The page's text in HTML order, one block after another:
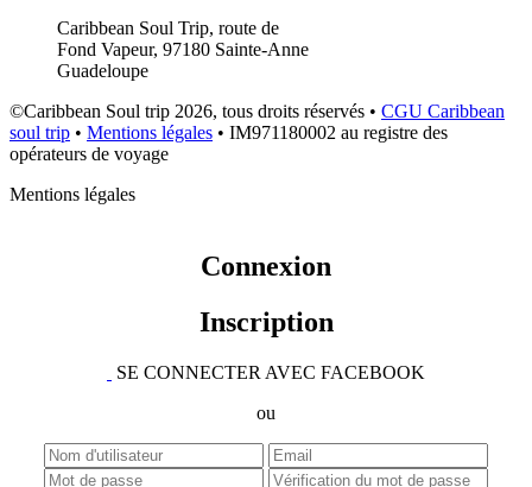
Caribbean Soul Trip, route de
Fond Vapeur, 97180 Sainte-Anne
Guadeloupe
©Caribbean Soul trip 2026, tous droits réservés • CGU Caribbean
soul trip • Mentions légales • IM971180002 au registre des
opérateurs de voyage
Mentions légales
Connexion
Inscription
SE CONNECTER AVEC FACEBOOK
ou